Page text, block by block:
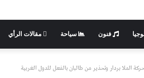
فنون سياحة مقالات الرأي
بردار وتحذير من طالبان بالفعل للدول الغربية